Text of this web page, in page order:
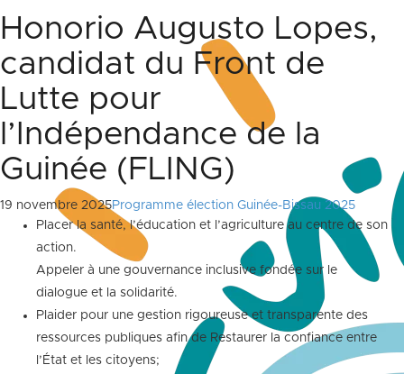
Honorio Augusto Lopes,
candidat du Front de
Lutte pour
l’Indépendance de la
Guinée (FLING)
19 novembre 2025Programme élection Guinée-Bissau 2025
Placer la santé, l’éducation et l’agriculture au centre de son
action.
Appeler à une gouvernance inclusive fondée sur le
dialogue et la solidarité.
Plaider pour une gestion rigoureuse et transparente des
ressources publiques afin de Restaurer la confiance entre
l’État et les citoyens;